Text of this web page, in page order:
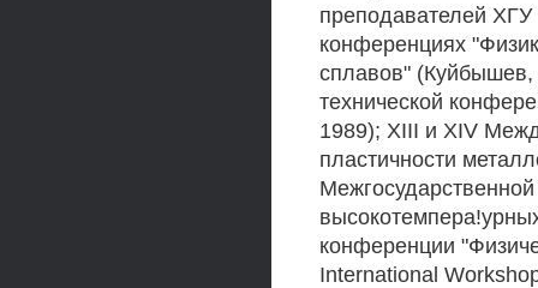
преподавателей
конференциях
сплавов" (Куйбышев,
технической
1989); XIII и XIV
пластичности
конференции
International